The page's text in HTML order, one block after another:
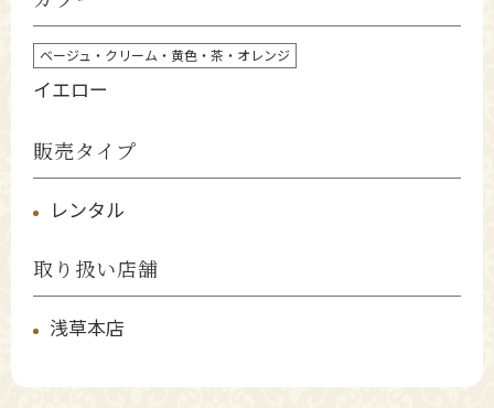
ベージュ・クリーム・黄色・茶・オレンジ
イエロー
販売タイプ
レンタル
取り扱い店舗
浅草本店